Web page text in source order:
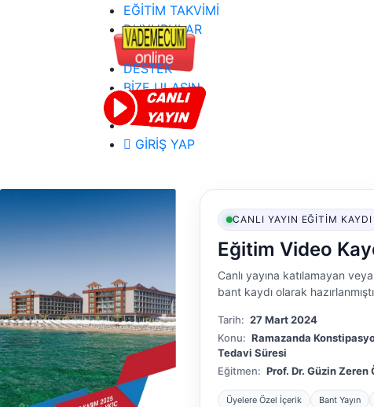
EĞİTİM TAKVİMİ
DUYURULAR
DESTEK
BİZE ULAŞIN
GİRİŞ YAP
CANLI YAYIN EĞITIM KAYDI
Eğitim Video
Canlı yayına katılamayan
bant kaydı olarak
Tarih: 27 Mart 2024
Konu: Ramazanda
Tedavi Süresi
Eğitmen: Prof. Dr. Güzin Zeren
Üyelere Özel İçerik Bant Yayın